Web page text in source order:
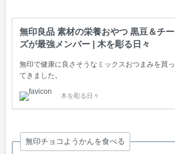
無印良品 素材の栄養おやつ 黒豆＆チー
ズが最強メンバー | 木を彫る日々
無印で健康に良さそうなミックスおつまみを買っ
てきました。
木を彫る日々
無印チョコようかんを食べる